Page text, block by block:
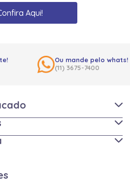
Aqui!
Ou mande pelo whats!
(11) 3675-7400